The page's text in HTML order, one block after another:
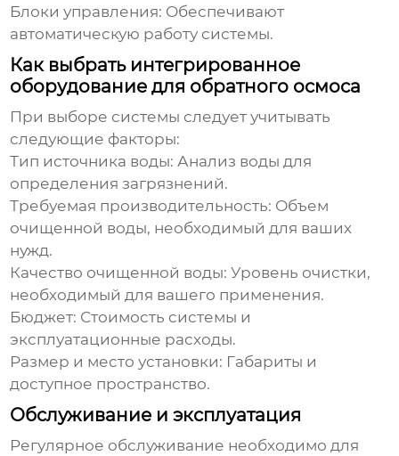
Блоки управления: Обеспечивают
автоматическую работу системы.
Как выбрать интегрированное
оборудование для обратного осмоса
При выборе системы следует учитывать
следующие факторы:
Тип источника воды: Анализ воды для
определения загрязнений.
Требуемая производительность: Объем
очищенной воды, необходимый для ваших
нужд.
Качество очищенной воды: Уровень очистки,
необходимый для вашего применения.
Бюджет: Стоимость системы и
эксплуатационные расходы.
Размер и место установки: Габариты и
доступное пространство.
Обслуживание и эксплуатация
Регулярное обслуживание необходимо для